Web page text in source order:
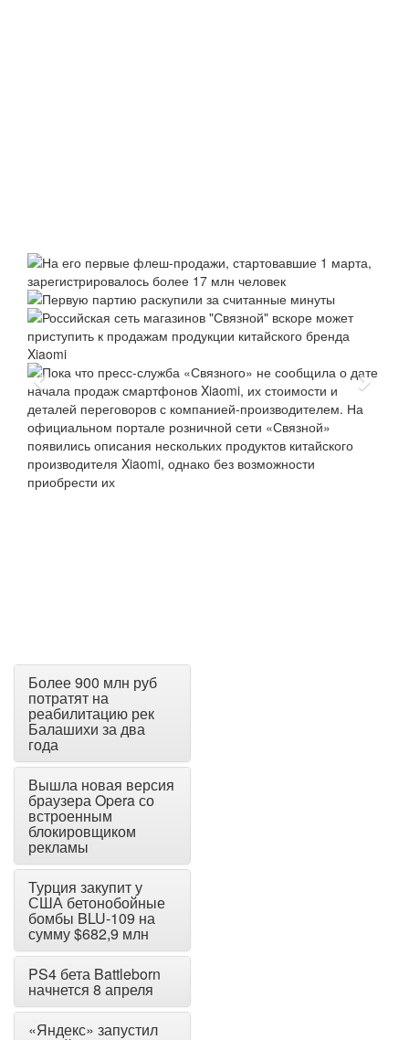
Более 900 млн руб
потратят на
реабилитацию рек
Балашихи за два
года
Вышла новая версия
браузера Opera со
встроенным
блокировщиком
рекламы
Турция закупит у
США бетонобойные
бомбы BLU-109 на
сумму $682,9 млн
PS4 бета Battleborn
начнется 8 апреля
«Яндекс» запустил